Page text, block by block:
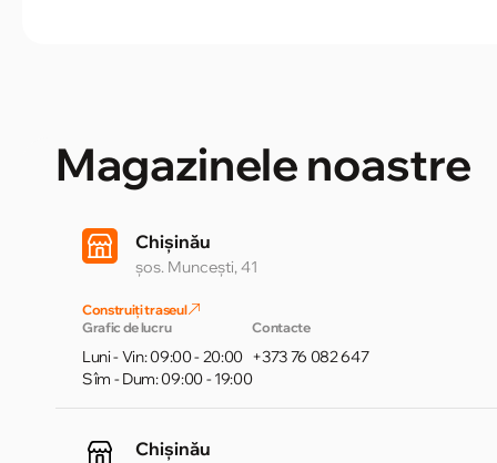
Magazinele noastre
Chișinău
șos. Muncești, 41
Construiți traseul
Grafic de lucru
Luni - Vin: 09:00 - 20:00
Sîm - Dum: 09:00 - 19:00
Contacte
+373 76 082 647
Chișinău